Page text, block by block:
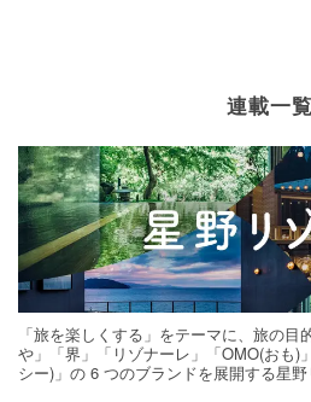
連載一覧
「旅を楽しくする」をテーマに、旅の
や」「界」「リゾナーレ」「OMO(おも)
シー)」の 6 つのブランドを展開する星